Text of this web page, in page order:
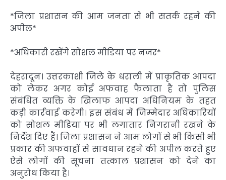
*जिला प्रशासन की आम जनता से भी सतर्क रहने की
अपील*
*अधिकारी रखेंगे सोशल मीडिया पर नजर*
देहरादून। उत्तरकाशी जिले के धराली में प्राकृतिक आपदा
को लेकर अगर कोई अफवाह फैलाता है तो पुलिस
संबंधित व्यक्ति के खिलाफ आपदा अधिनियम के तहत
कड़ी कार्रवाई करेगी। इस संबंध में जिम्मेदार अधिकारियों
को सोशल मीडिया पर भी लगातार निगरानी रखने के
निर्देश दिए हैं। जिला प्रशासन ने आम लोगों से भी किसी भी
प्रकार की अफवाहों से सावधान रहने की अपील करते हुए
ऐसे लोगों की सूचना तत्काल प्रशासन को देने का
अनुरोध किया है।